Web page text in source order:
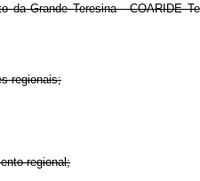
Grande Teresina - COARIDE
regionais;
regional;